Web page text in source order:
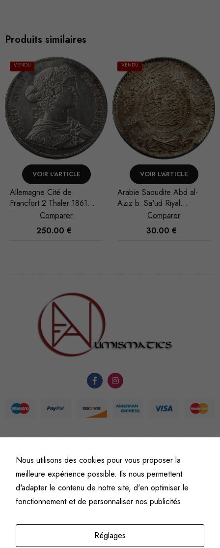
Produits similaires
VENDU
VOIR L'ARTICLE
Arabie Saoudite Abd al-
Aziz b. Sa'ud Riyal
1951/AH 1370Comparer
30.00
VENDU
VOIR L'ARTICLE
Arabie Saoudite Abd
Aziz b. Sa'ud Riyal
1951/AH 1370Comparer
30.00
©Fine art numismatics– Tous droits réservés.
Politique de confidentialité
Conditions générales de vente et d’utilisation
Mentions légales
Nous utilisons des cookies pour vous proposer la
meilleure expérience possible. Ils nous permettent
d'adapter le contenu de notre site, d'en optimiser le
fonctionnement et de personnaliser nos publicités.
Réglages
du site Web.
Afin que
améliorer la
et la
structure du
site Web, en
fonction de
l'usage qu'il